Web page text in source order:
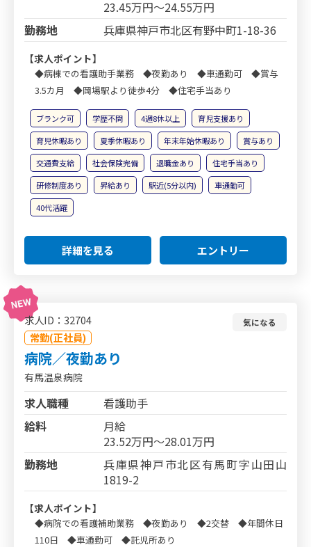
23.45万円～24.55万円
勤務地
兵庫県神戸市北区有野中町1-18-36
【求人ポイント】
◆病棟での看護助手業務 ◆夜勤あり ◆車通勤可 ◆賞与
3.5カ月 ◆岡場駅より徒歩4分 ◆住宅手当あり
ブランク可 学歴不問 4週8休以上
育児支援あり
育児休暇あり
夏季休暇あり 年末年始休暇あり
賞与あり
交通費支給
社会保険完備 退職金あり
住宅手当あり
研修制度あり
昇給あり 駅近(5分以内)
車通勤可
40代活躍
詳細を見る エントリー
求人ID：32704
常勤(正社員)
気になる
病院／夜勤あり
有馬温泉病院
求人職種
看護助手
給料
月給
23.52万円～28.01万円
勤務地
兵庫県神戸市北区有馬町字山田山
1819-2
【求人ポイント】
◆病院での看護補助業務 ◆夜勤あり ◆2交替 ◆年間休日
110日 ◆車通勤可 ◆託児所あり